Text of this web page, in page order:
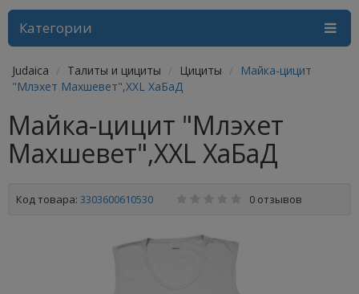
Категории
Judaica Талиты и цициты Цициты
Майка-цицит
"Млэхет Махшевет",XXL ХаБаД
Майка-цицит "Млэхет
Махшевет",XXL ХаБаД
Код товара: 3303600610530 0 отзывов